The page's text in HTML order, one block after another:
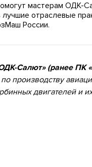
мастерам ОДК-
отраслевые
России.
Салют» (ранее ПК
производству
двигателей и